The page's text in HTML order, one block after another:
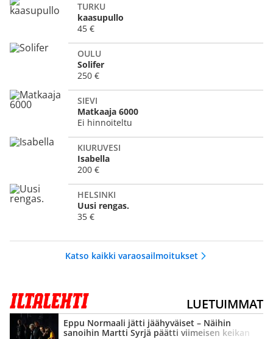
TURKU
kaasupullo
45 €
OULU
Solifer
250 €
SIEVI
Matkaaja 6000
Ei hinnoiteltu
KIURUVESI
Isabella
200 €
HELSINKI
Uusi rengas.
35 €
Katso kaikki varaosailmoitukset
LUETUIMMAT
Eppu Normaali jätti jäähyväiset – Näihin
sanoihin Martti Syrjä päätti viimeisen keikan